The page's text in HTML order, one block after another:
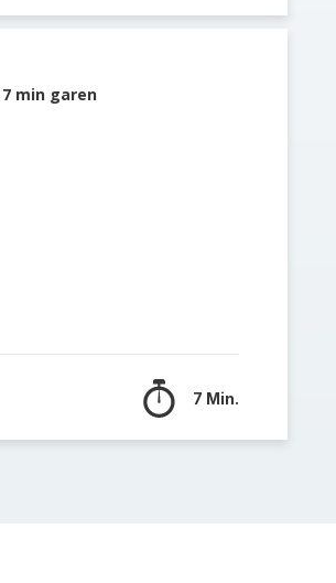
min garen
7 Min.